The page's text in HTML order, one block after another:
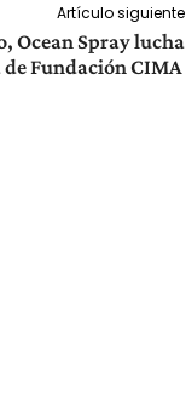
Artículo siguiente
Ocean Spray lucha
Fundación CIMA